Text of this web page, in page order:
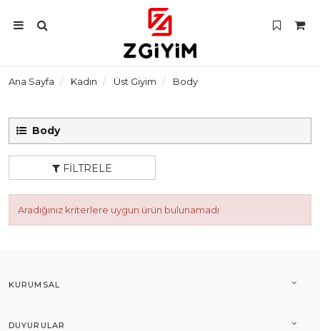
Ana Sayfa Kadın Üst Giyim Body
Body
FILTRELE
Aradığınız kriterlere uygun ürün bulunamadı
KURUMSAL
DUYURULAR